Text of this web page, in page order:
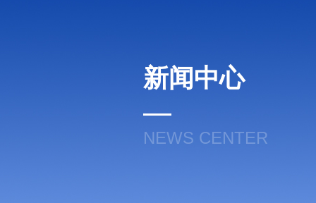
新闻中心
NEWS CENTER